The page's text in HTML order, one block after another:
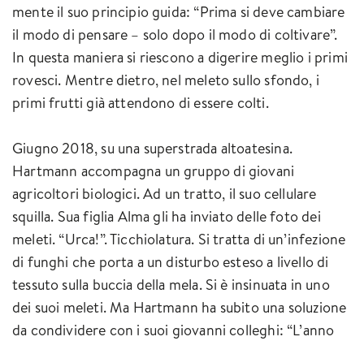
mente il suo principio guida: “Prima si deve cambiare
il modo di pensare – solo dopo il modo di coltivare”.
In questa maniera si riescono a digerire meglio i primi
rovesci. Mentre dietro, nel meleto sullo sfondo, i
primi frutti già attendono di essere colti.
Giugno 2018, su una superstrada altoatesina.
Hartmann accompagna un gruppo di giovani
agricoltori biologici. Ad un tratto, il suo cellulare
squilla. Sua figlia Alma gli ha inviato delle foto dei
meleti. “Urca!”. Ticchiolatura. Si tratta di un’infezione
di funghi che porta a un disturbo esteso a livello di
tessuto sulla buccia della mela. Si è insinuata in uno
dei suoi meleti. Ma Hartmann ha subito una soluzione
da condividere con i suoi giovanni colleghi: “L’anno